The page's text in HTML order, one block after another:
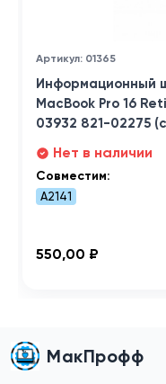
Артикул: 01365
Информационный
MacBook Pro 16
03932 821-02275
Нет в наличии
Совместим:
A2141
550,00 ₽
МакПрофф